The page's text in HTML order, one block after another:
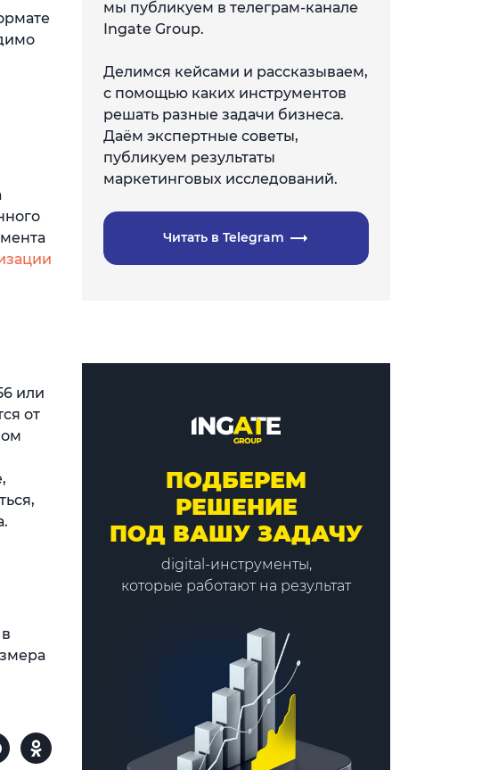
или
от
мы публикуем в телеграм-канале
Ingate Group.
Делимся кейсами и рассказываем,
с помощью каких инструментов
решать разные задачи бизнеса.
Даём экспертные советы,
публикуем результаты
маркетинговых исследований.
Читать в Telegram
ПОДБЕРЕМ
РЕШЕНИЕ
ПОД ВАШУ ЗАДАЧУ
digital-инструменты,
которые работают на результат